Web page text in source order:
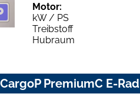
Motor:
kW / PS
Treibstoff
Hubraum
PremiumC E-Rad